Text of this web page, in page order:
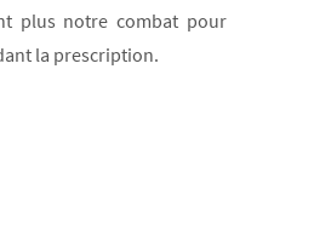
plus notre combat pour
la prescription.